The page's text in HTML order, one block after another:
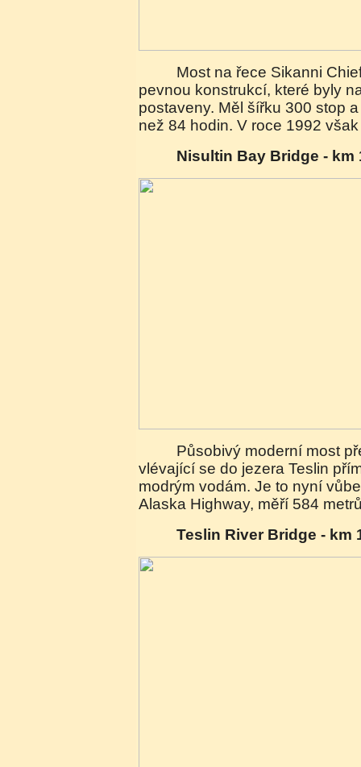
Most na řece Sikanni Chief byl prvním mostem s
pevnou konstrukcí, které byly
postaveny. Měl šířku 300 stop
než 84 hodin. V roce 1992
Nisultin Bay Bridge - km
Působivý moderní most přes deltu řeky Nisultin
vlévající se do jezera Teslin
modrým vodám. Je to nyní
Alaska Highway, měří 584
Teslin River Bridge - km